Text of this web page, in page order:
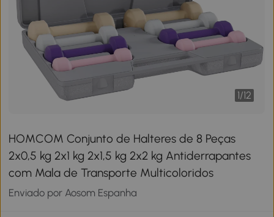
1/12
HOMCOM Conjunto de Halteres de 8 Peças
2x0,5 kg 2x1 kg 2x1,5 kg 2x2 kg Antiderrapantes
com Mala de Transporte Multicoloridos
Enviado por Aosom Espanha